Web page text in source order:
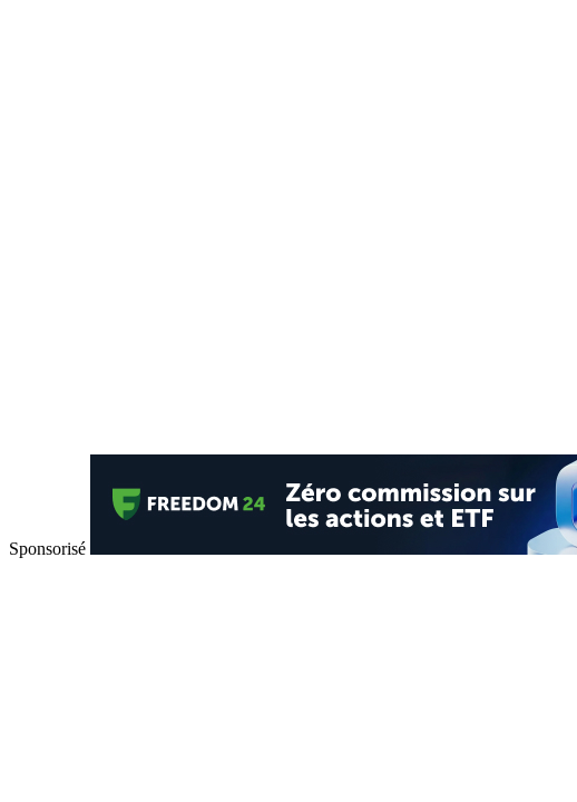
Sponsorisé